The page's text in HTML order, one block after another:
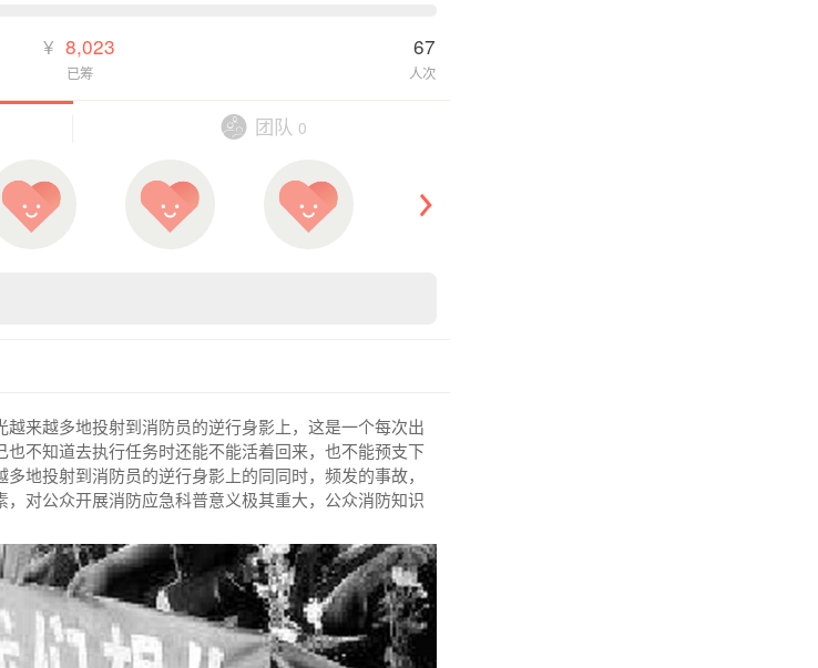
¥ 8,023
已筹
67
人次
团队 0
来越多地投射到消防员的逆行身影上，这是一个每次出
不知道去执行任务时还能不能活着回来，也不能预支下
地投射到消防员的逆行身影上的同同时，频发的事故，
对公众开展消防应急科普意义极其重大，公众消防知识